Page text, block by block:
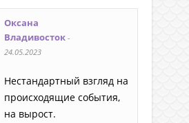
Оксана
Владивосток -
24.05.2023
Нестандартный взгляд на
происходящие события,
на вырост.